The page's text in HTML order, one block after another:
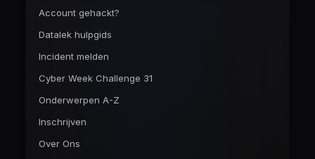
Account gehackt?
Datalek hulpgids
Incident melden
Cyber Week Challenge 31
Onderwerpen A-Z
Inschrijven
Over Ons